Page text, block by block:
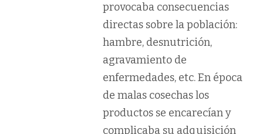
provocaba consecuencias
directas sobre la población:
hambre, desnutrición,
agravamiento de
enfermedades, etc. En época
de malas cosechas los
productos se encarecían y
complicaba su adquisición